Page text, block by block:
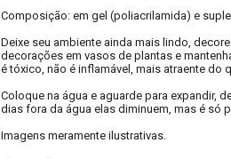
Composição: em gel (poliacrilamida) e
Deixe seu ambiente ainda mais lindo,
decorações em vasos de plantas e
é tóxico, não é inflamável, mais atraente do
Coloque na água e aguarde para expandir,
dias fora da água elas diminuem, mas é só
Imagens meramente ilustrativas.